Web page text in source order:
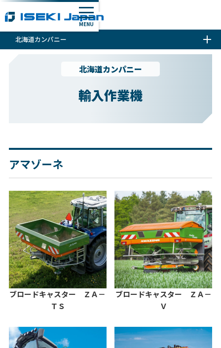
MENU
北海道カンパニー
輸入作業機
北海道カンパニー
アマゾーネ
ブロードキャスター ＺＡ－
ＴＳ
ブロードキャスター ＺＡ－
Ｖ